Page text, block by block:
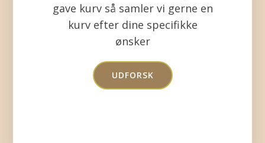
gave kurv så samler vi gerne en
kurv efter dine specifikke
ønsker
UDFORSK